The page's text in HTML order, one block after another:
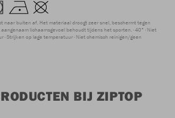
naar buiten af. Het materiaal droogt zeer snel, beschermt tegen
lichaamsgevoel behoudt tijdens het sporten. 40° Niet
Strijken op lage temperatuur Niet chemisch reinigen/geen
BIJ ZIPTOP